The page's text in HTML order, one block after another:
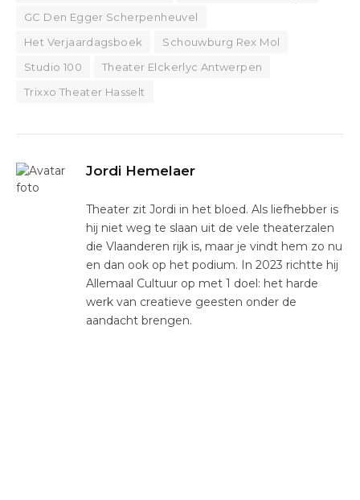
GC Den Egger Scherpenheuvel
Het Verjaardagsboek
Schouwburg Rex Mol
Studio 100
Theater Elckerlyc Antwerpen
Trixxo Theater Hasselt
Jordi Hemelaer
Theater zit Jordi in het bloed. Als liefhebber is
hij niet weg te slaan uit de vele theaterzalen
die Vlaanderen rijk is, maar je vindt hem zo nu
en dan ook op het podium. In 2023 richtte hij
Allemaal Cultuur op met 1 doel: het harde
werk van creatieve geesten onder de
aandacht brengen.